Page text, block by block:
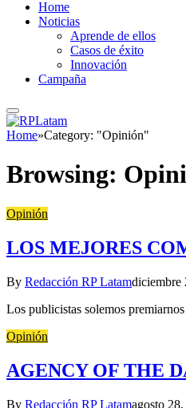
Home
Noticias
Aprende de ellos
Casos de éxito
Innovación
Campaña
Home»Category: "Opinión"
Browsing:
Opinión
LOS MEJORES
By Redacción RP Latamdiciembre
Los publicistas solemos
Opinión
AGENCY OF THE
By Redacción RP Latamagosto